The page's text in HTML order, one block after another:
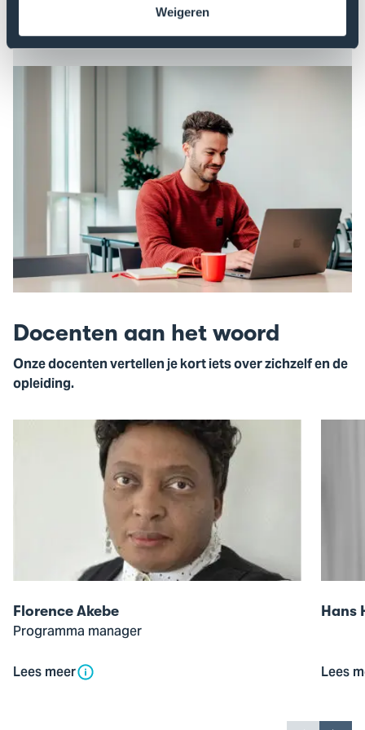
Weigeren
Vraag nu de brochure aan
Docenten aan het woord
Onze docenten vertellen je kort iets over zichzelf en de
opleiding.
Florence Akebe
Programma manager
Lees meer
Hans
Lees